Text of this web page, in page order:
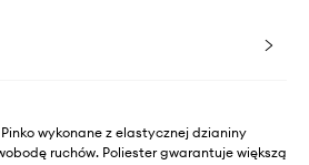
wykonane z elastycznej dzianiny
ruchów. Poliester gwarantuje większą